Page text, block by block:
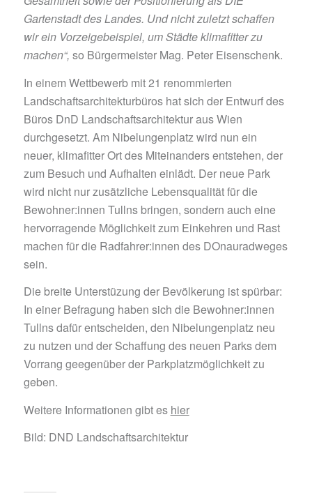
Gartenstadt des Landes. Und nicht zuletzt schaffen
wir ein Vorzeigebeispiel, um Städte klimafitter zu
machen“, so Bürgermeister Mag. Peter Eisenschenk.
In einem Wettbewerb mit 21 renommierten
Landschaftsarchitekturbüros hat sich der Entwurf des
Büros DnD Landschaftsarchitektur aus Wien
durchgesetzt. Am Nibelungenplatz wird nun ein
neuer, klimafitter Ort des Miteinanders entstehen, der
zum Besuch und Aufhalten einlädt. Der neue Park
wird nicht nur zusätzliche Lebensqualität für die
Bewohner:innen Tullns bringen, sondern auch eine
hervorragende Möglichkeit zum Einkehren und Rast
machen für die Radfahrer:innen des DOnauradweges
sein.
Die breite Unterstüzung der Bevölkerung ist spürbar:
In einer Befragung haben sich die Bewohner:innen
Tullns dafür entscheiden, den Nibelungenplatz neu
zu nutzen und der Schaffung des neuen Parks dem
Vorrang geegenüber der Parkplatzmöglichkeit zu
geben.
Weitere Informationen gibt es hier
Bild: DND Landschaftsarchitektur